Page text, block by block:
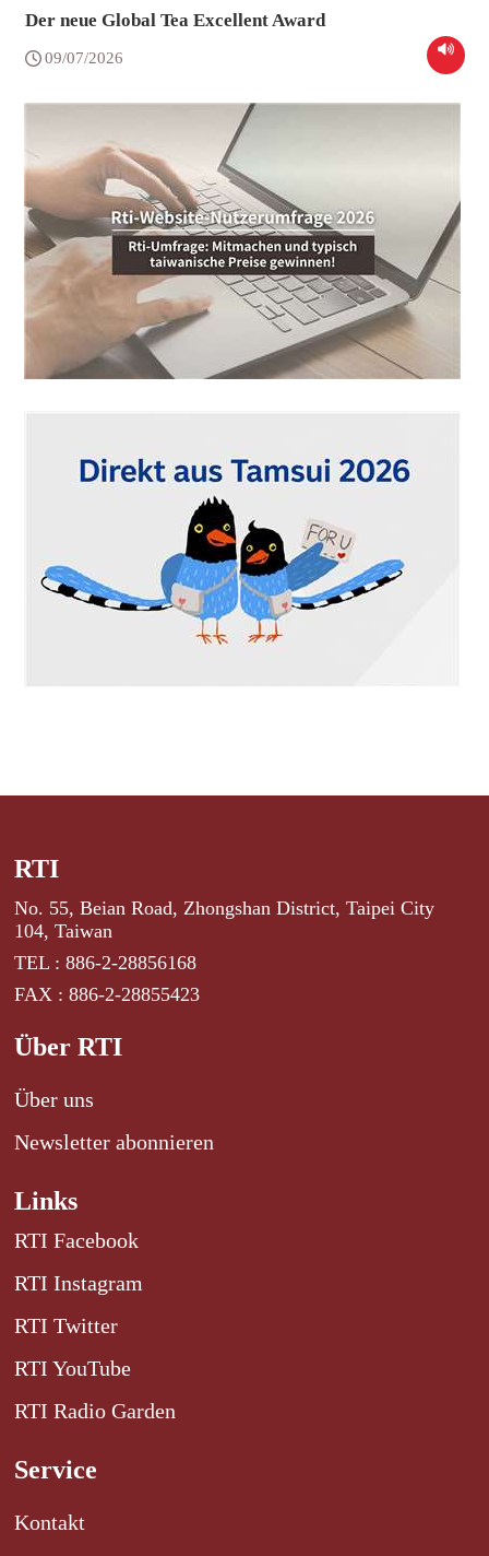
Der neue Global Tea Excellent Award
09/07/2026
RTI
No. 55, Beian Road, Zhongshan District, Taipei City
104, Taiwan
TEL : 886-2-28856168
FAX : 886-2-28855423
Über RTI
Über uns
Newsletter abonnieren
Links
RTI Facebook
RTI Instagram
RTI Twitter
RTI YouTube
RTI Radio Garden
Service
Kontakt